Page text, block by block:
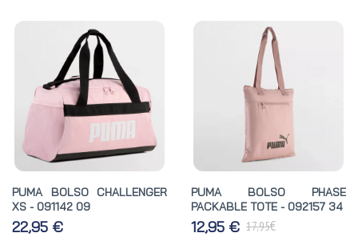
PUMA BOLSO CHALLENGER
XS - 091142 09
22,95 €
PUMA BOLSO PHASE
PACKABLE TOTE - 092157 34
12,95 € 17,95€